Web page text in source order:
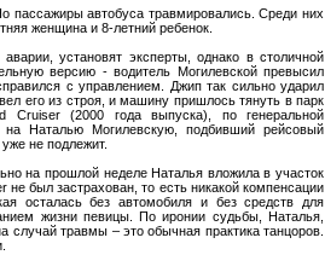
пассажиры автобуса травмировались. Среди них
женщина и 8-летний ребенок.
установят эксперты, однако в столичной
версию - водитель Могилевской превысил
с управлением. Джип так сильно ударил
его из строя, и машину пришлось тянуть в парк
Cruiser (2000 года выпуска), по генеральной
на Наталью Могилевскую, подбивший рейсовый
не подлежит.
на прошлой неделе Наталья вложила в участок
был застрахован, то есть никакой компенсации
осталась без автомобиля и без средств для
жизни певицы. По иронии судьбы, Наталья,
случай травмы – это обычная практика танцоров.